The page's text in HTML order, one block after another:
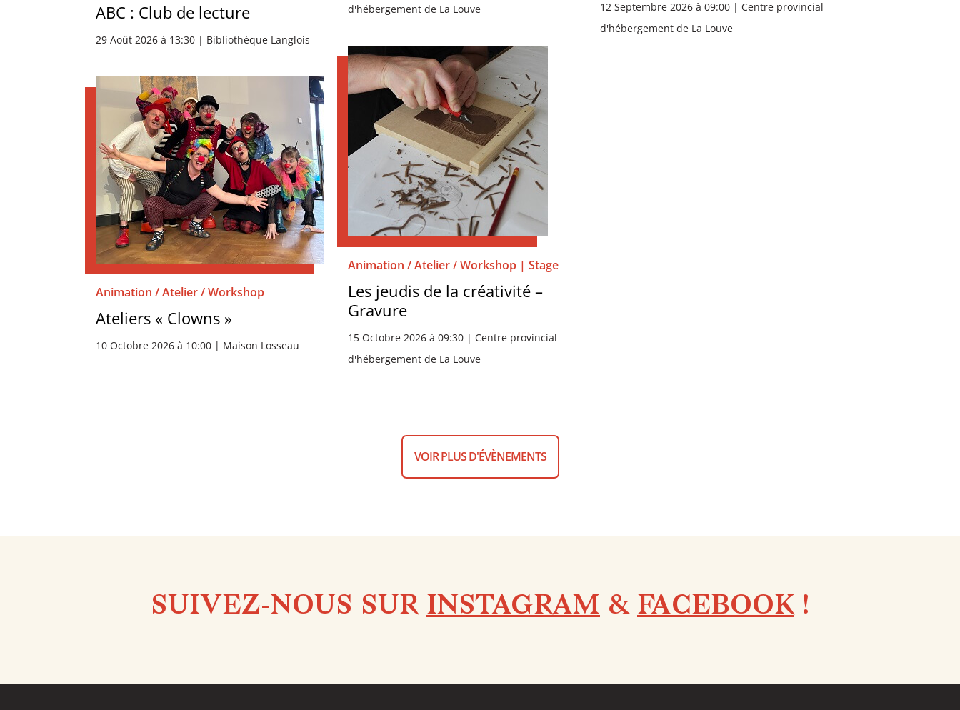
ABC : Club de lecture
29 Août 2026 à 13:30 | Bibliothèque Langlois
d'hébergement de La Louve
12 Septembre 2026 à 09:00 | Centre provincial
d'hébergement de La Louve
Animation / Atelier / Workshop
Ateliers « Clowns »
10 Octobre 2026 à 10:00 | Maison Losseau
Animation / Atelier / Workshop | Stage
Les jeudis de la créativité –
Gravure
15 Octobre 2026 à 09:30 | Centre provincial
d'hébergement de La Louve
VOIR PLUS D'ÉVÈNEMENTS
SUIVEZ-NOUS SUR INSTAGRAM & FACEBOOK!